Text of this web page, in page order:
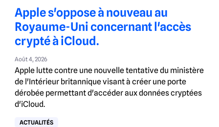
Apple s'oppose à nouveau au
Royaume-Uni concernant l'accès
crypté à iCloud.
Août 4, 2026
Apple lutte contre une nouvelle tentative du ministère
de l'Intérieur britannique visant à créer une porte
dérobée permettant d'accéder aux données cryptées
d'iCloud.
ACTUALITÉS